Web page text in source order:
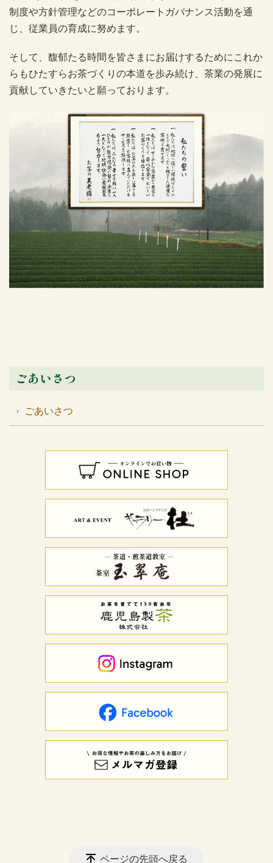
制度や方針管理などのコーポレートガバナンス活動を通
じ、従業員の育成に努めます。
そして、馥郁たる時間を皆さまにお届けするためにこれか
らもひたすらお茶づくりの本道を歩み続け、茶業の発展に
貢献していきたいと願っております。
ごあいさつ
ごあいさつ
ページの先頭へ戻る